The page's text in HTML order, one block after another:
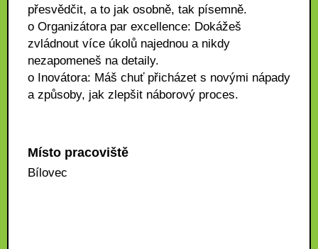
přesvědčit, a to jak osobně, tak písemně.
o Organizátora par excellence: Dokážeš
zvládnout více úkolů najednou a nikdy
nezapomeneš na detaily.
o Inovátora: Máš chuť přicházet s novými nápady
a způsoby, jak zlepšit náborový proces.
Místo pracoviště
Bílovec